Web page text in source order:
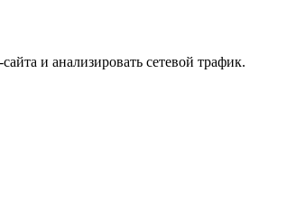
и анализировать сетевой трафик.